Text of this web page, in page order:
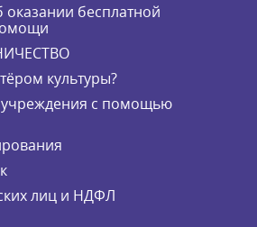
бесплатной
культуры?
с помощью
лиц и НДФЛ